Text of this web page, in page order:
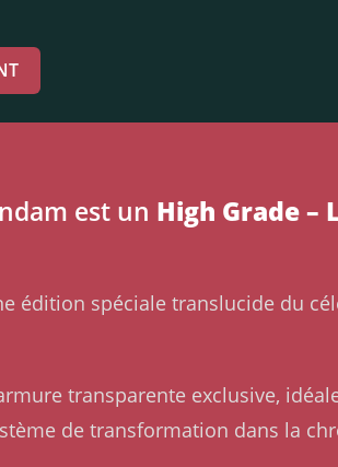
est un High Grade –
édition spéciale translucide du
transparente exclusive,
de transformation dans la